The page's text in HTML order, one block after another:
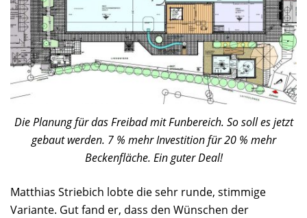
Die Planung für das Freibad mit Funbereich. So soll es jetzt
gebaut werden. 7 % mehr Investition für 20 % mehr
Beckenfläche. Ein guter Deal!
Matthias Striebich lobte die sehr runde, stimmige
Variante. Gut fand er, dass den Wünschen der